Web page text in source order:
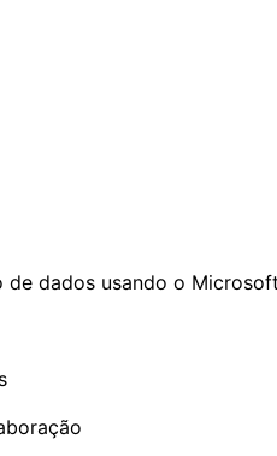
dados usando o